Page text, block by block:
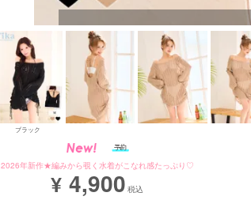
ブラック
2026年新作★編みから覗く水着がこなれ感たっぷり♡
¥ 4,900 税込